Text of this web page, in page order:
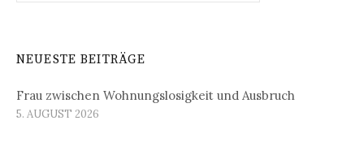
NEUESTE BEITRÄGE
Frau zwischen Wohnungslosigkeit und Ausbruch
5. AUGUST 2026